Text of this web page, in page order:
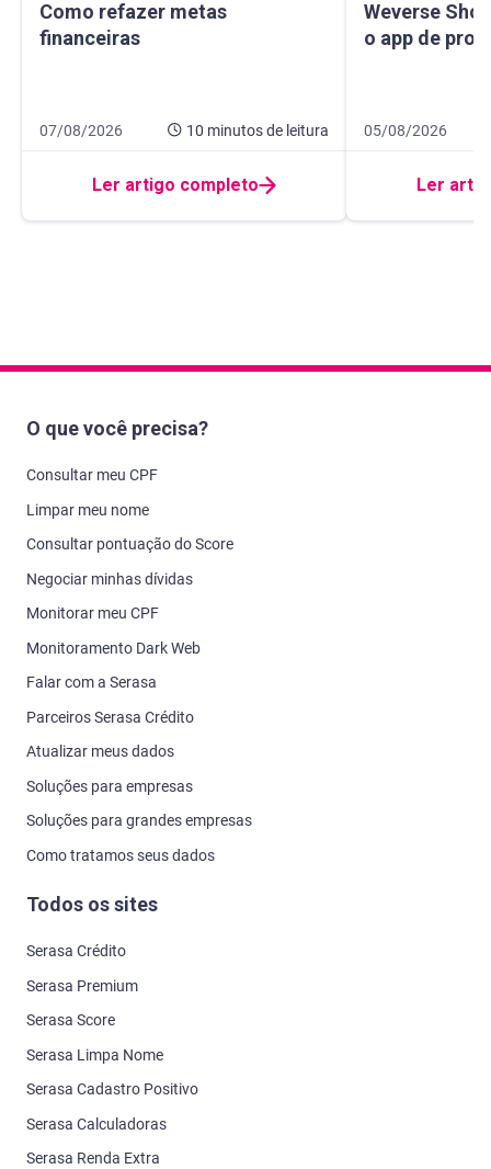
Como refazer metas
financeiras
Como refazer metas financeiras
Data de publicação 7 de agosto de 2026
07/08/2026 10 minutosde leitura
10 minutos de leitura
Ler artigo completo
Weverse
o app de
Weverse Shop:
Data de
05/08/2026
10 minutos de
Ler
O que você precisa?
Consultar meu CPF
Limpar meu nome
Consultar pontuação do Score
Negociar minhas dívidas
Monitorar meu CPF
Monitoramento Dark Web
Falar com a Serasa
Parceiros Serasa Crédito
Atualizar meus dados
Soluções para empresas
Soluções para grandes empresas
Como tratamos seus dados
Todos os sites
Serasa Crédito
Serasa Premium
Serasa Score
Serasa Limpa Nome
Serasa Cadastro Positivo
Serasa Calculadoras
Serasa Renda Extra